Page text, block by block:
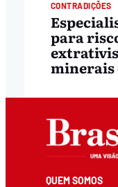
CONTRADIÇÕES
para
QUEM SOMOS